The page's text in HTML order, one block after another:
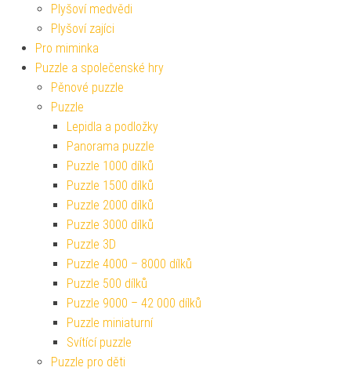
Plyšoví medvědi
Plyšoví zajíci
Pro miminka
Puzzle a společenské hry
Pěnové puzzle
Puzzle
Lepidla a podložky
Panorama puzzle
Puzzle 1000 dílků
Puzzle 1500 dílků
Puzzle 2000 dílků
Puzzle 3000 dílků
Puzzle 3D
Puzzle 4000 – 8000 dílků
Puzzle 500 dílků
Puzzle 9000 – 42 000 dílků
Puzzle miniaturní
Svítící puzzle
Puzzle pro děti